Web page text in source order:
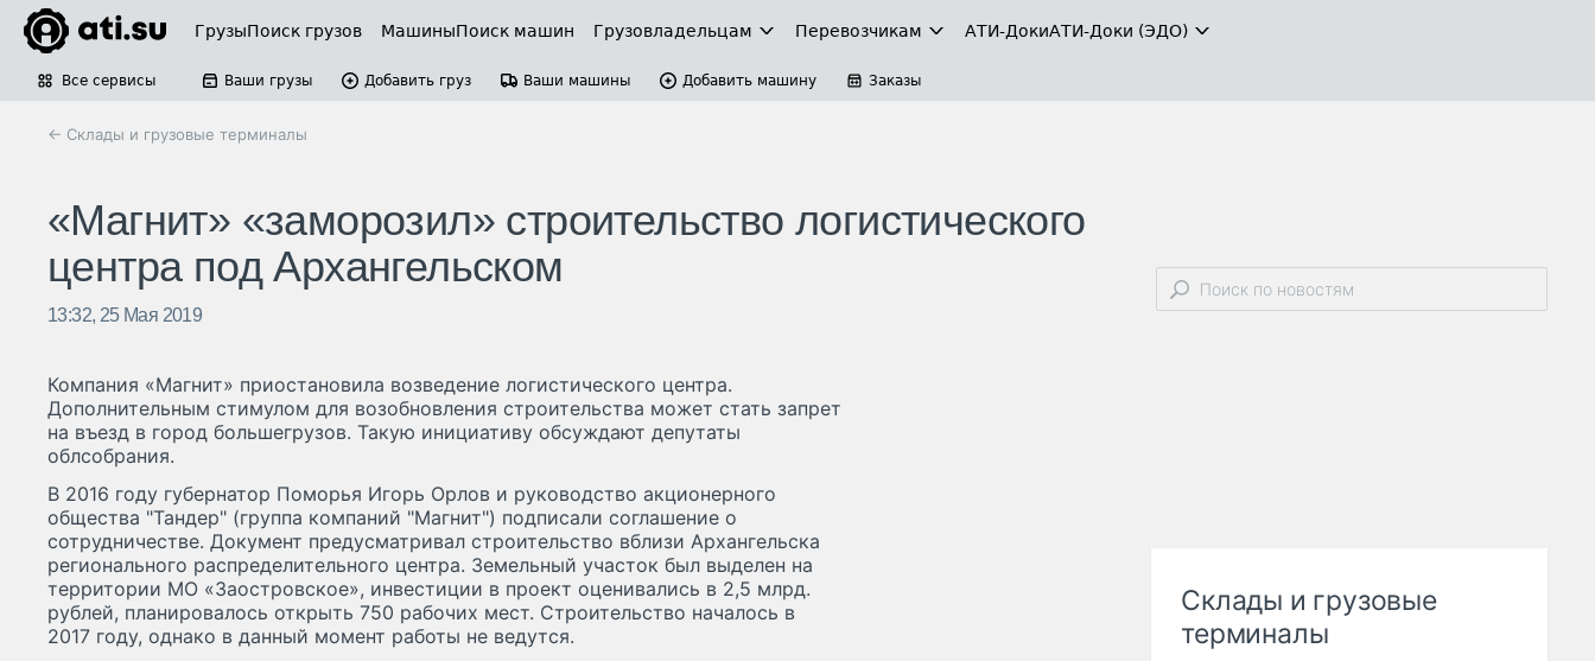
ГрузыПоиск грузов МашиныПоиск машин Грузовладельцам Перевозчикам АТИ-ДокиАТИ-Доки (ЭДО)
Все сервисы Ваши грузы Добавить груз Ваши машины Добавить машину Заказы
← Склады и грузовые терминалы
«Магнит» «заморозил» строительство логистического
центра под Архангельском
13:32, 25 Мая 2019
Компания «Магнит» приостановила возведение логистического центра.
Дополнительным стимулом для возобновления строительства может стать запрет
на въезд в город большегрузов. Такую инициативу обсуждают депутаты
облсобрания.
В 2016 году губернатор Поморья Игорь Орлов и руководство акционерного
общества "Тандер" (группа компаний "Магнит") подписали соглашение о
сотрудничестве. Документ предусматривал строительство вблизи Архангельска
регионального распределительного центра. Земельный участок был выделен на
территории МО «Заостровское», инвестиции в проект оценивались в 2,5 млрд.
рублей, планировалось открыть 750 рабочих мест. Строительство началось в
2017 году, однако в данный момент работы не ведутся.
Склады и грузовые
терминалы